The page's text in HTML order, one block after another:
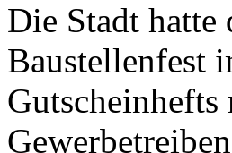
Die Stadt hatte
Baustellenfest
Gutscheinhefts